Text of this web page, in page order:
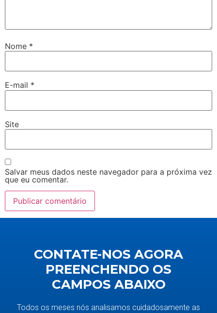
Nome *
E-mail *
Site
Salvar meus dados neste navegador para a próxima vez
que eu comentar.
CONTATE-NOS AGORA
PREENCHENDO OS
CAMPOS ABAIXO
Todos os meses nós analisamos cuidadosamente as